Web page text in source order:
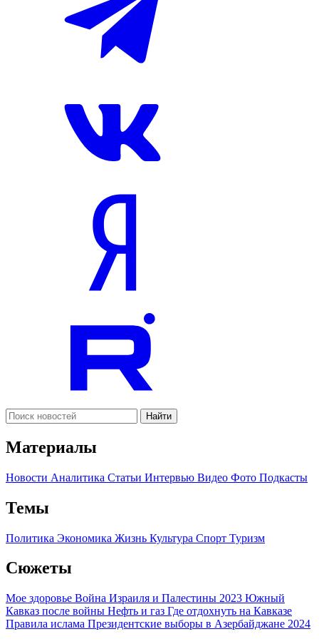
Найти
Материалы
Новости Аналитика Статьи Интервью Видео Фото Подкасты
Темы
Политика Экономика Жизнь Культура Спорт Туризм
Сюжеты
Мое здоровье Война Израиля и Палестины 2023 Южный
Кавказ после войны Нефть и газ Где отдохнуть на Кавказе
Правила ислама Президентские выборы в Азербайджане 2024